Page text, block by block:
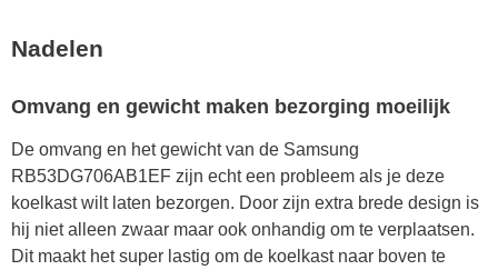
Nadelen
Omvang en gewicht maken bezorging moeilijk
De omvang en het gewicht van de Samsung
RB53DG706AB1EF zijn echt een probleem als je deze
koelkast wilt laten bezorgen. Door zijn extra brede design is
hij niet alleen zwaar maar ook onhandig om te verplaatsen.
Dit maakt het super lastig om de koelkast naar boven te